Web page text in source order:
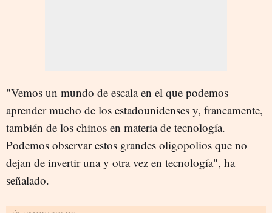
"Vemos un mundo de escala en el que podemos
aprender mucho de los estadounidenses y, francamente,
también de los chinos en materia de tecnología.
Podemos observar estos grandes oligopolios que no
dejan de invertir una y otra vez en tecnología", ha
señalado.